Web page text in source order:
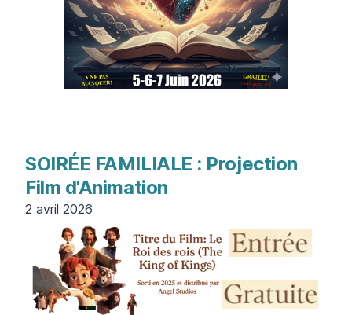
SOIRÉE FAMILIALE : Projection
Film d'Animation
2 avril 2026